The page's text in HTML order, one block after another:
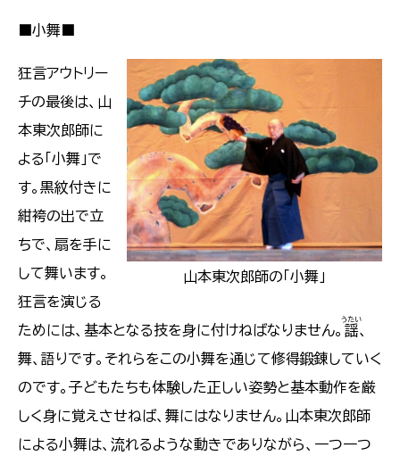
■小舞■
山本東次郎師の「小舞」
狂言アウトリー
チの最後は、山
本東次郎師に
よる「小舞」で
す。黒紋付きに
紺袴の出で立
ちで、扇を手に
して舞います。
狂言を演じる
ためには、基本となる技を身に付けねばなりません。 謡
うたい
、
舞、語りです。それらをこの小舞を通じて修得鍛錬していく
のです。子どもたちも体験した正しい姿勢と基本動作を厳
しく身に覚えさせねば、舞にはなりません。山本東次郎師
による小舞は、流れるような動きでありながら、一つ一つ